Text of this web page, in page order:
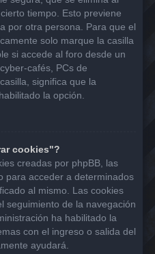
tiempo. Esto previene
por otra persona. Para que el
solo marque la casilla
si accede al foro desde un
cafés, PCs de
significa que la
la opción.
cookies"?
creadas por phpBB, las
para acceder a determinados
al mismo. Las cookies
seguimiento de la navegación
ha habilitado la
con el ingreso o salida del
ayudará.